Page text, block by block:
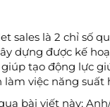
sales là 2 chỉ số
dựng được kế
giúp tạo động lực
làm việc năng suất
bài viết này;